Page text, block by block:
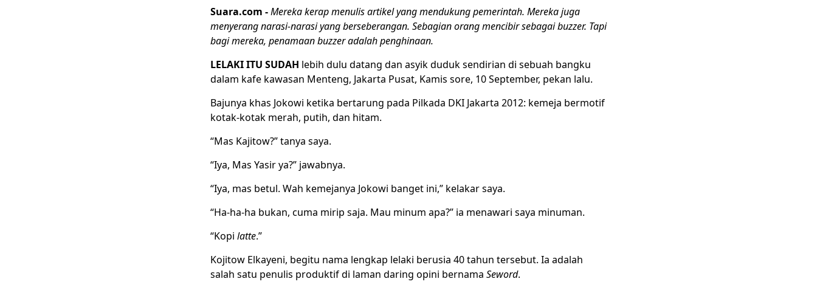
Suara.com -Mereka kerap menulis artikel yang mendukung pemerintah. Mereka juga
menyerang narasi-narasi yang berseberangan. Sebagian orang mencibir sebagaibuzzer. Tapi
bagi mereka, penamaan buzzer adalah penghinaan.
LELAKI ITU SUDAH lebih dulu datang dan asyik duduk sendirian di sebuah bangku
dalam kafe kawasan Menteng, Jakarta Pusat, Kamis sore, 10 September, pekan lalu.
Bajunya khas Jokowi ketika bertarung pada Pilkada DKI Jakarta 2012: kemeja bermotif
kotak-kotak merah, putih, dan hitam.
“Mas Kajitow?” tanya saya.
“Iya, Mas Yasir ya?” jawabnya.
“Iya, mas betul. Wah kemejanya Jokowi banget ini,” kelakar saya.
“Ha-ha-ha bukan, cuma mirip saja. Mau minum apa?” ia menawari saya minuman.
“Kopi latte.”
Kojitow Elkayeni, begitu nama lengkap lelaki berusia 40 tahun tersebut. Ia adalah
salah satu penulis produktif di laman daring opini bernama Seword.